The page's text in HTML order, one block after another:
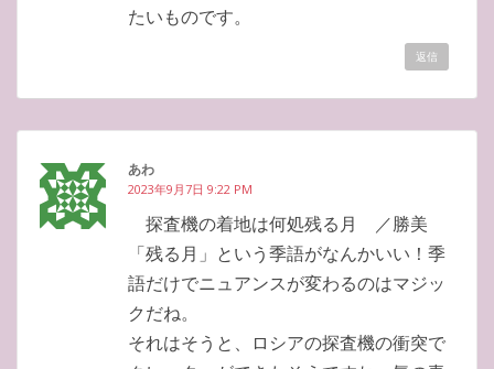
たいものです。
返信
あわ
2023年9月7日 9:22 PM
探査機の着地は何処残る月 ／勝美
「残る月」という季語がなんかいい！季
語だけでニュアンスが変わるのはマジッ
クだね。
それはそうと、ロシアの探査機の衝突で